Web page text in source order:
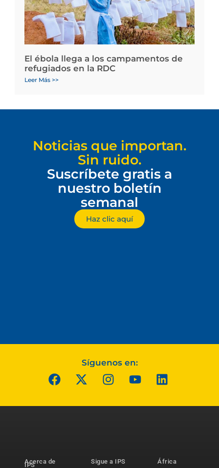
El ébola llega a los campamentos de
refugiados en la RDC
Leer Más >>
Noticias que importan.
Sin ruido.
Suscríbete gratis a
nuestro boletín
semanal
Haz clic aquí
Síguenos en:
Acerca de
IPS Sigue a IPS África